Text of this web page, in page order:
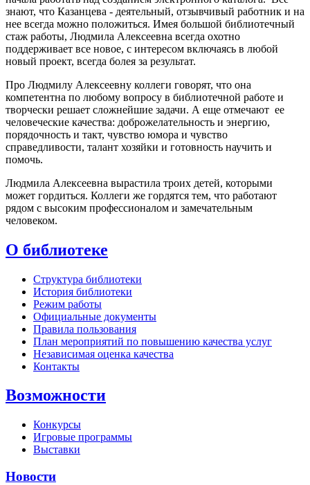
знают, что Казанцева - деятельный, отзывчивый работник и на
нее всегда можно положиться. Имея большой библиотечный
стаж работы, Людмила Алексеевна всегда охотно
поддерживает все новое, с интересом включаясь в любой
новый проект, всегда болея за результат.
Про Людмилу Алексеевну коллеги говорят, что она
компетентна по любому вопросу в библиотечной работе и
творчески решает сложнейшие задачи. А еще отмечают ее
человеческие качества: доброжелательность и энергию,
порядочность и такт, чувство юмора и чувство
справедливости, талант хозяйки и готовность научить и
помочь.
Людмила Алексеевна вырастила троих детей, которыми
может гордиться. Коллеги же гордятся тем, что работают
рядом с высоким профессионалом и замечательным
человеком.
О библиотеке
Структура библиотеки
История библиотеки
Режим работы
Официальные документы
Правила пользования
План мероприятий по повышению качества услуг
Независимая оценка качества
Контакты
Возможности
Конкурсы
Игровые программы
Выставки
Новости